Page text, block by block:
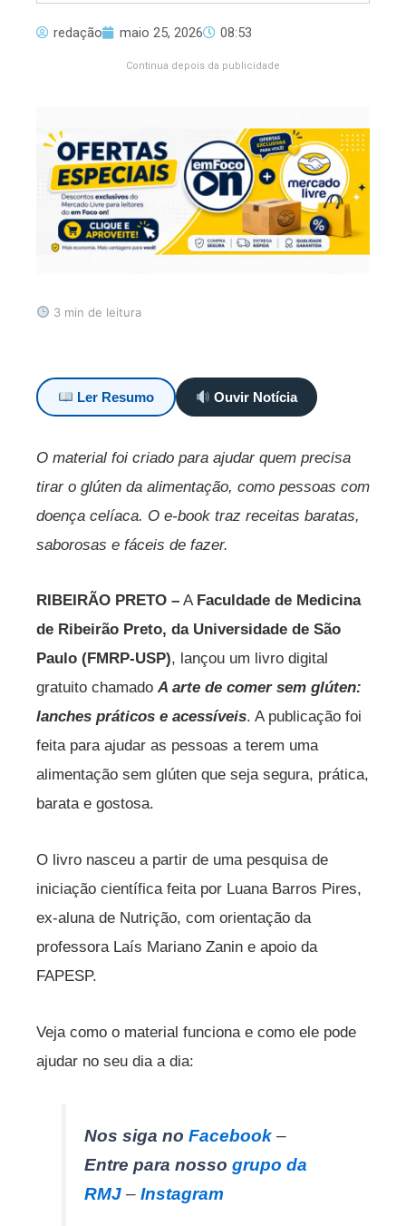
redação maio 25, 2026 08:53
Continua depois da publicidade
3 min de leitura
Ler Resumo Ouvir Notícia
O material foi criado para ajudar quem precisa
tirar o glúten da alimentação, como pessoas com
doença celíaca. O e-book traz receitas baratas,
saborosas e fáceis de fazer.
RIBEIRÃO PRETO – A Faculdade de Medicina
de Ribeirão Preto, da Universidade de São
Paulo (FMRP-USP), lançou um livro digital
gratuito chamado A arte de comer sem glúten:
lanches práticos e acessíveis. A publicação foi
feita para ajudar as pessoas a terem uma
alimentação sem glúten que seja segura, prática,
barata e gostosa.
O livro nasceu a partir de uma pesquisa de
iniciação científica feita por Luana Barros Pires,
ex-aluna de Nutrição, com orientação da
professora Laís Mariano Zanin e apoio da
FAPESP.
Veja como o material funciona e como ele pode
ajudar no seu dia a dia:
Nos siga noFacebook –
Entre para nossogrupo da
RMJ –Instagram